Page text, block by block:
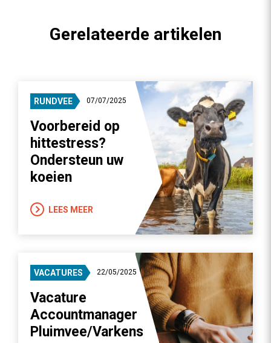
Gerelateerde artikelen
RUNDVEE 07/07/2025
Voorbereid op
hittestress?
Ondersteun uw
koeien
LEES MEER
VACATURES 22/05/2025
Vacature
Accountmanager
Pluimvee/Varkens